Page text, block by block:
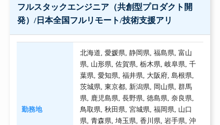
フルスタックエンジニア（共創型プロダクト開
発）/日本全国フルリモート/技術支援アリ
勤務地
北海道,愛媛県,静岡県,福島県,富山
県, 山形県,佐賀県,栃木県,岐阜県,千
葉県,愛知県,福井県, 大阪府,島根県,
茨城県,東京都, 新潟県, 岡山県,群馬
県, 鹿児島県,長野県,徳島県,奈良県,
鳥取県,秋田県,宮城県,福岡県, 山口
県,青森県,埼玉県,香川県,岩手県,沖